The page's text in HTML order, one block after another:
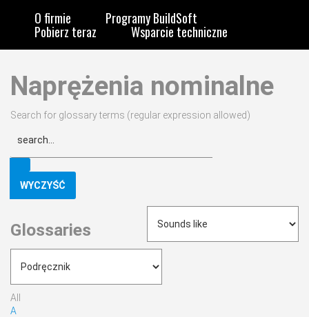
O firmie Programy BuildSoft
Pobierz teraz Wsparcie techniczne
Naprężenia nominalne
Search for glossary terms (regular expression allowed)
Glossaries
All
A